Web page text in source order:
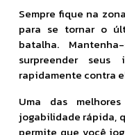
Sempre fique na
para se tornar o
batalha.
surpreender
rapidamente contra
Uma das
jogabilidade rápida,